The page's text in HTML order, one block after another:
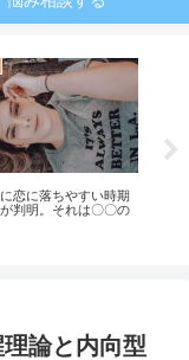
恋に落ちやすい時期
判明。それは〇〇の
理論と内向型